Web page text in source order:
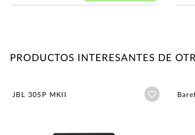
PRODUCTOS INTERESANTES DE
JBL 305P MKII Añadir a